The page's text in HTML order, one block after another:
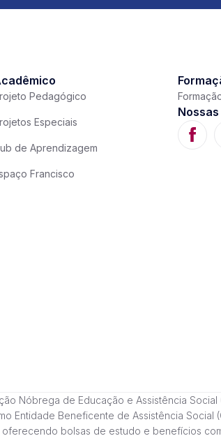
Pedagógico
Especiais
de Aprendizagem
Francisco
Nossas
Nóbrega de Educação e Assistência
Entidade Beneficente de Assistência
oferecendo bolsas de estudo e benefícios